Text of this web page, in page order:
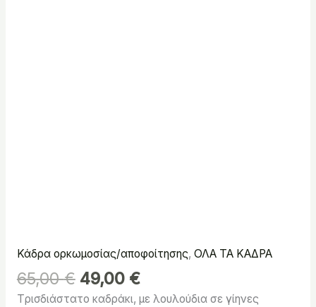
Κάδρα ορκωμοσίας/αποφοίτησης, ΟΛΑ ΤΑ ΚΑΔΡΑ
65,00€ 49,00 €
Tρισδιάστατο καδράκι, με λουλούδια σε γίηνες